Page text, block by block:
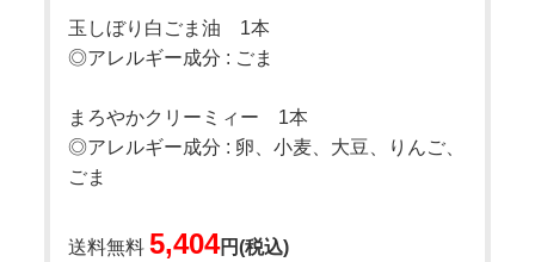
玉しぼり白ごま油 1本
◎アレルギー成分 : ごま
まろやかクリーミィー 1本
◎アレルギー成分 : 卵、小麦、大豆、りんご、
ごま
送料無料5,404円(税込)